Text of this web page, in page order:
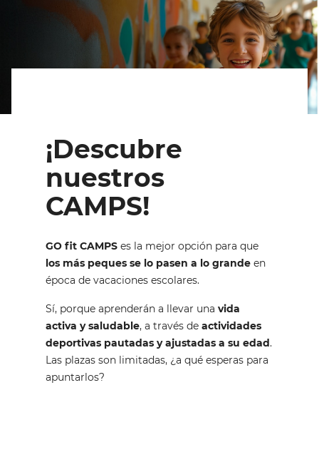
¡Descubre
nuestros
CAMPS!
GO fit CAMPS es la mejor opción para que
los más peques se lo pasen a lo grande en
época de vacaciones escolares.
Sí, porque aprenderán a llevar una vida
activa y saludable, a través de actividades
deportivas pautadas y ajustadas a su edad.
Las plazas son limitadas, ¿a qué esperas para
apuntarlos?